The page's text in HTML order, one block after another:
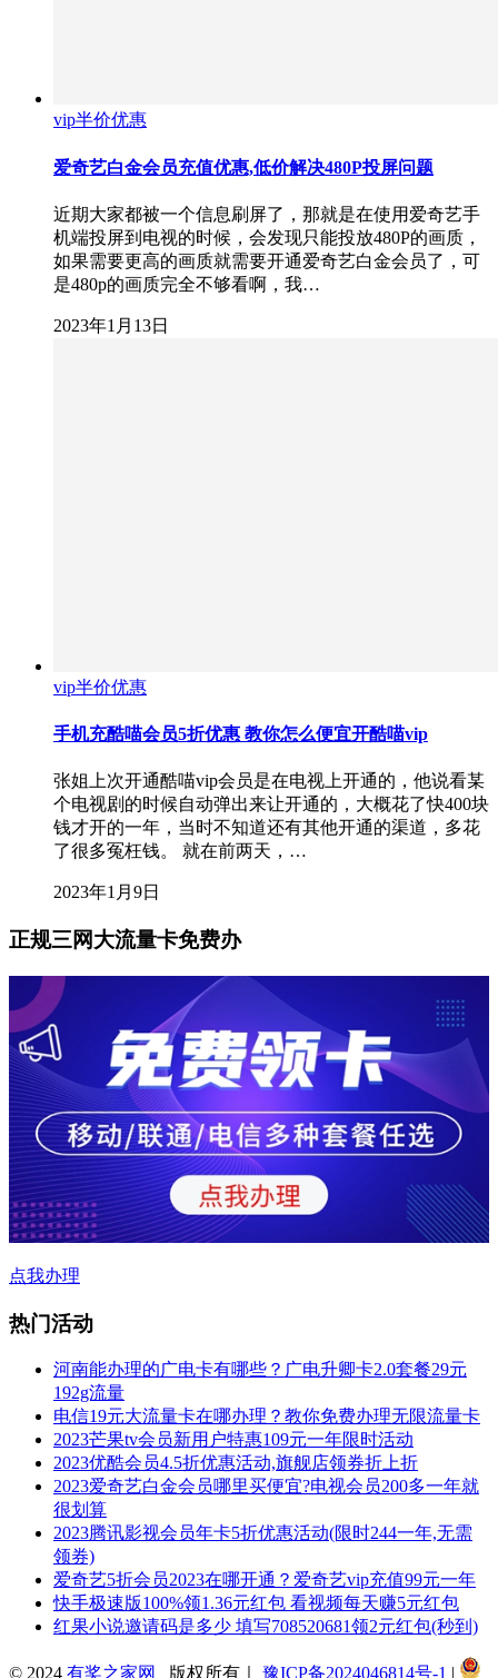
vip半价优惠
爱奇艺白金会员充值优惠,低价解决480P投屏问题
近期大家都被一个信息刷屏了，那就是在使用爱奇艺手
机端投屏到电视的时候，会发现只能投放480P的画质，
如果需要更高的画质就需要开通爱奇艺白金会员了，可
是480p的画质完全不够看啊，我…
2023年1月13日
vip半价优惠
手机充酷喵会员5折优惠 教你怎么便宜开酷喵vip
张姐上次开通酷喵vip会员是在电视上开通的，他说看某
个电视剧的时候自动弹出来让开通的，大概花了快400块
钱才开的一年，当时不知道还有其他开通的渠道，多花
了很多冤枉钱。 就在前两天，…
2023年1月9日
正规三网大流量卡免费办
点我办理
热门活动
河南能办理的广电卡有哪些？广电升卿卡2.0套餐29元
192g流量
电信19元大流量卡在哪办理？教你免费办理无限流量卡
2023芒果tv会员新用户特惠109元一年限时活动
2023优酷会员4.5折优惠活动,旗舰店领券折上折
2023爱奇艺白金会员哪里买便宜?电视会员200多一年就
很划算
2023腾讯影视会员年卡5折优惠活动(限时244一年,无需
领券)
爱奇艺5折会员2023在哪开通？爱奇艺vip充值99元一年
快手极速版100%领1.36元红包 看视频每天赚5元红包
红果小说邀请码是多少 填写708520681领2元红包(秒到)
© 2024 有奖之家网 版权所有｜ 豫ICP备2024046814号-1 |